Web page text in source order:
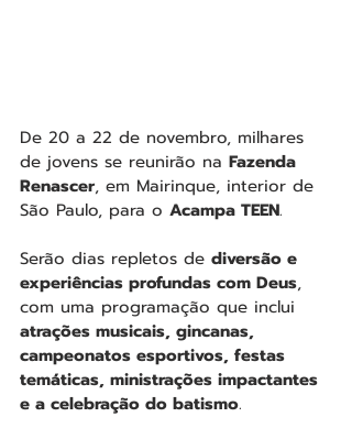
De 20 a 22 de novembro, milhares
de jovens se reunirão na Fazenda
Renascer, em Mairinque, interior de
São Paulo, para o Acampa TEEN.
Serão dias repletos de diversão e
experiências profundas com Deus,
com uma programação que inclui
atrações musicais, gincanas,
campeonatos esportivos, festas
temáticas, ministrações impactantes
e a celebração do batismo.